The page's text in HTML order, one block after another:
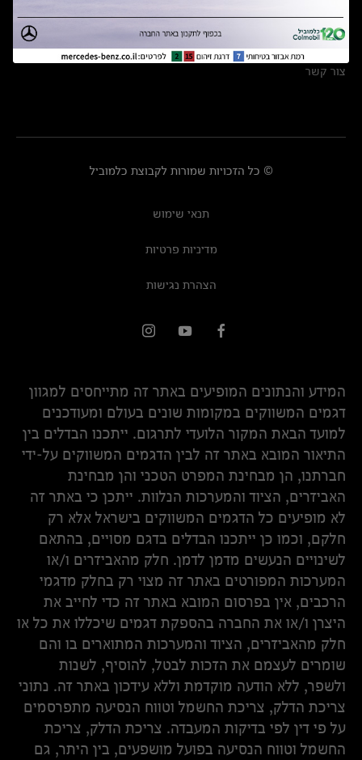
אולמות תצוגה
מרכזי שירות
צור קשר
© כל הזכויות שמורות לקבוצת כלמוביל
תנאי שימוש
מדיניות פרטיות
הצהרת נגישות
המידע והנתונים המופיעים באתר זה מתייחסים למגוון
דגמים המשווקים במקומות שונים בעולם ומעודכנים
למועד הבאת המקור הלועדי לתרגום. ייתכנו הבדלים בין
התיאור המובא באתר זה לבין הדגמים המשווקים על-ידי
חברתנו, הן מבחינת המפרט הטכני והן מבחינת
האביזרים, הציוד והמערכות הנלוות. ייתכן כי באתר זה
לא מופיעים כל הדגמים המשווקים בישראל אלא רק
חלקם, וכמו כן ייתכנו הבדלים בדגם מסויים, בהתאם
לשינויים הנעשים מדמן לדמן. חלק מהאביזרים ו/או
המערכות המפורטים באתר זה מצוי רק בחלק מדגמי
הרכבים, אין בפרסום המובא באתר זה כדי לחייב את
היצרן ו/או את החברה בהספקת דגמים שיכללו את כל או
חלק מהאביזרים, הציוד והמערכות המתוארים בו והם
שומרים לעצמם את הזכות לבטל, להוסיף, לשנות
ולשפר, ללא הודעה מוקדמת וללא עידכון באתר זה. נתוני
צריכת הדלק, צריכת החשמל וטווח הנסיעה מתפרסמים
על פי דין לפי בדיקות המעבדה. צריכת הדלק, צריכת
החשמל וטווח הנסיעה בפועל מושפעים, בין היתר, גם